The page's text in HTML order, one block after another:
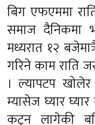
बिग एफएममा
समाज दैनिकमा
मध्यरात १२
गरिने काम राति
। ल्यापटप
म्यासेज घ्यार
कट्न लागेकी